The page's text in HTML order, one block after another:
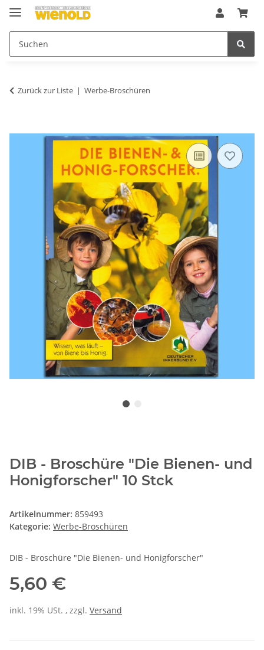
Zurück zur Liste Werbe-Broschüren
DIB - Broschüre "Die Bienen- und
Honigforscher" 10 Stck
Artikelnummer: 859493
Kategorie: Werbe-Broschüren
DIB - Broschüre "Die Bienen- und Honigforscher"
5,60 €
inkl. 19% USt. , zzgl. Versand